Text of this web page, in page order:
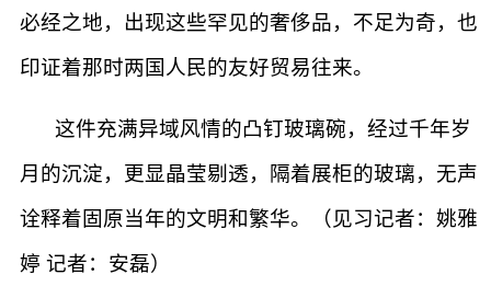
必经之地，出现这些罕见的奢侈品，不足为奇，也
印证着那时两国人民的友好贸易往来。
这件充满异域风情的凸钉玻璃碗，经过千年岁
月的沉淀，更显晶莹剔透，隔着展柜的玻璃，无声
诠释着固原当年的文明和繁华。（见习记者：姚雅
婷 记者：安磊）